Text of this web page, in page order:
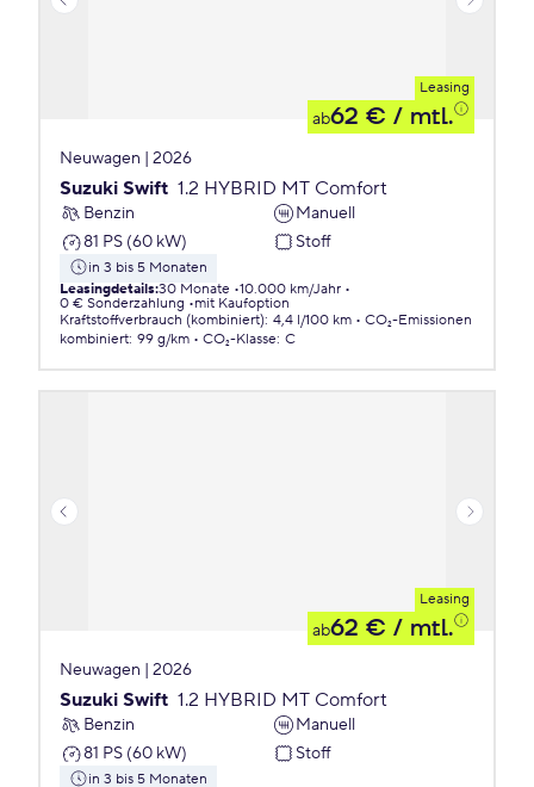
Leasing
ab62 € / mtl.
Neuwagen | 2026
Suzuki Swift 1.2 HYBRID MT Comfort
Benzin
Manuell
81 PS (60 kW)
Stoff
in 3 bis 5 Monaten
Leasingdetails:30 Monate 10.000 km/Jahr
0 € Sonderzahlung
mit Kaufoption
Kraftstoffverbrauch (kombiniert): 4,4 l/100 km
CO₂-Emissionen
kombiniert: 99 g/km CO₂-Klasse: C
Leasing
ab62 € / mtl.
Neuwagen | 2026
Suzuki Swift 1.2 HYBRID MT Comfort
Benzin
Manuell
81 PS (60 kW)
Stoff
in 3 bis 5 Monaten